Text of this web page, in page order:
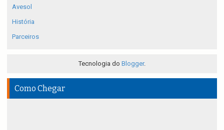
Avesol
História
Parceiros
Tecnologia do Blogger.
Como Chegar